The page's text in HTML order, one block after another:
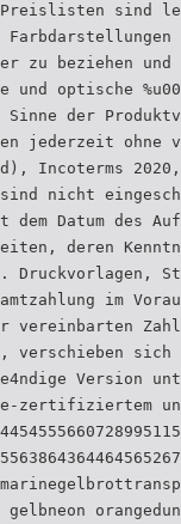
sind
zu beziehen und
optische
Sinne der
jederzeit
Incoterms
nicht
Datum des
deren
im
vereinbarten
verschieben
zertifiziertem